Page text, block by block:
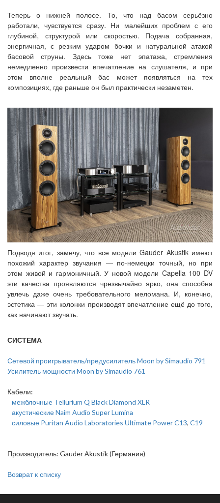
Теперь о нижней полосе. То, что над басом серьёзно
работали, чувствуется сразу. Ни малейших проблем с его
глубиной, структурой или скоростью. Подача собранная,
энергичная, с резким ударом бочки и натуральной атакой
басовой струны. Здесь тоже нет эпатажа, стремления
немедленно произвести впечатление на слушателя, и при
этом вполне реальный бас может появляться на тех
композициях, где раньше он был практически незаметен.
Подводя итог, замечу, что все модели Gauder Akustik имеют
похожий характер звучания — по-немецки точный, но при
этом живой и гармоничный. У новой модели Capella 100 DV
эти качества проявляются чрезвычайно ярко, она способна
увлечь даже очень требовательного меломана. И, конечно,
эстетика — эти колонки производят впечатление ещё до того,
как начинают звучать.
СИСТЕМА
Сетевой проигрыватель/предусилитель Moon by Simaudio 791
Усилитель мощности Moon by Simaudio 761
Кабели:
межблочные Tellurium Q Black Diamond XLR
акустические Naim Audio Super Lumina
силовые Puritan Audio Laboratories Ultimate Power C13, C19
Производитель: Gauder Akustik (Германия)
Возврат к списку